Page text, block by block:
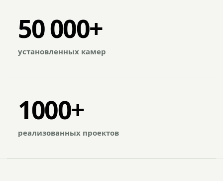
50 000+
установленных камер
1000+
реализованных проектов